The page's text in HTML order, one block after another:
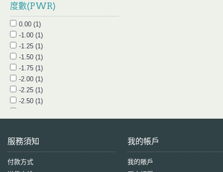
度數(PWR)
0.00 (1)
-1.00 (1)
-1.25 (1)
-1.50 (1)
-1.75 (1)
-2.00 (1)
-2.25 (1)
-2.50 (1)
-3.50 (1)
-4.00 (1)
服務須知
付款方式
我的帳戶
我的賬戶